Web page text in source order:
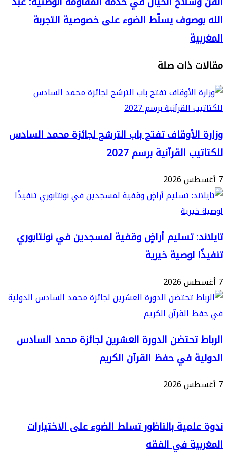
يسلّط الضوء على خصوصية التجربة
ذات صلة
تفتح باب الترشح لجائزة محمد السادس
القرآنية برسم 2027
تسليم أراضٍ وقفية لمسجدين في نونتابوري
لوصية خيرية
تحتضن الدورة العشرين لجائزة محمد السادس
في حفظ القرآن الكريم
بالناظور تسلط الضوء على الاختيارات
في الفقه